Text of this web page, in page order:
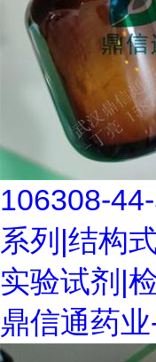
106308-
系列|结构
实验试剂|
鼎信通药